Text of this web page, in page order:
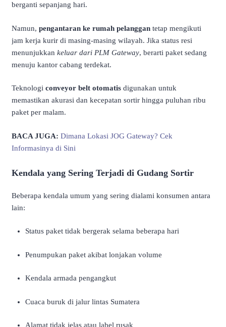
berganti sepanjang hari.
Namun, pengantaran ke rumah pelanggan tetap mengikuti
jam kerja kurir di masing-masing wilayah. Jika status resi
menunjukkan keluar dari PLM Gateway, berarti paket sedang
menuju kantor cabang terdekat.
Teknologi conveyor belt otomatis digunakan untuk
memastikan akurasi dan kecepatan sortir hingga puluhan ribu
paket per malam.
BACA JUGA: Dimana Lokasi JOG Gateway? Cek
Informasinya di Sini
Kendala yang Sering Terjadi di Gudang Sortir
Beberapa kendala umum yang sering dialami konsumen antara
lain:
Status paket tidak bergerak selama beberapa hari
Penumpukan paket akibat lonjakan volume
Kendala armada pengangkut
Cuaca buruk di jalur lintas Sumatera
Alamat tidak jelas atau label rusak